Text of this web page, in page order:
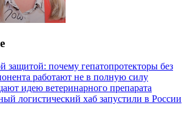
защитой: почему гепатопротекторы без
работают не в полную силу
идею ветеринарного препарата
логистический хаб запустили в России